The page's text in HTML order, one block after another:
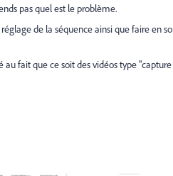
pas quel est le problème.
de la séquence ainsi que faire en
au fait que ce soit des vidéos type